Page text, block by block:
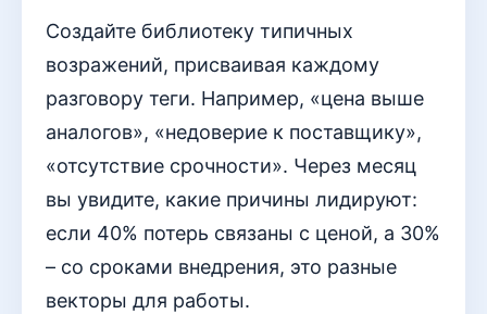
Создайте библиотеку типичных
возражений, присваивая каждому
разговору теги. Например, «цена выше
аналогов», «недоверие к поставщику»,
«отсутствие срочности». Через месяц
вы увидите, какие причины лидируют:
если 40% потерь связаны с ценой, а 30%
– со сроками внедрения, это разные
векторы для работы.